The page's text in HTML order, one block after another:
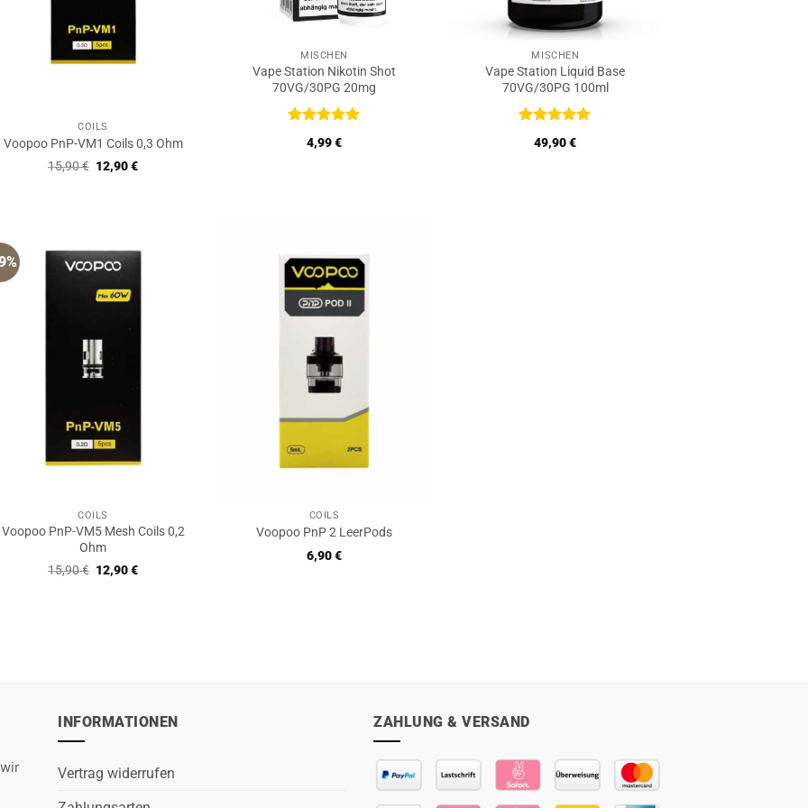
COILS
Voopoo PnP-VM1 Coils 0,3 Ohm
15,90€ Ursprünglicher
12,90€Aktueller
MISCHEN
Vape Station Nikotin Shot
70VG/30PG 20mg
Bewertet
mit5von
4,99€
MISCHEN
Vape Station Liquid Base
70VG/30PG 100ml
Bewertet
mit5von
49,90€
COILS
Voopoo PnP-VM5 Mesh Coils 0,2
Ohm
15,90€ Ursprünglicher
12,90€Aktueller
COILS
Voopoo PnP 2 LeerPods
6,90€
INFORMATIONEN
Vertrag widerrufen
ZAHLUNG & VERSAND